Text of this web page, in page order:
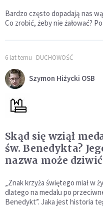
Bardzo często dopadają nas
Co zrobić, żeby nie żałować?
6 lat temu DUCHOWOŚĆ
Szymon Hiżycki OSB
Skąd się wziął
św. Benedykta?
nazwa może dziwić
„Znak krzyża świętego miał w
dlatego na medalu po
Benedykt”. Jaka jest historia